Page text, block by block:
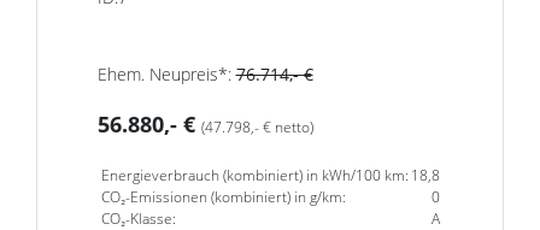
Ehem. Neupreis*:76.714,- €
56.880,- € (47.798,- € netto)
Energieverbrauch (kombiniert) in kWh/100 km: 18,8
CO₂-Emissionen (kombiniert) in g/km:
0
CO₂-Klasse:
A